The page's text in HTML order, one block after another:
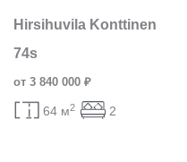
Hirsihuvila Konttinen
74s
от 3 840 000 ₽
64 м2 2